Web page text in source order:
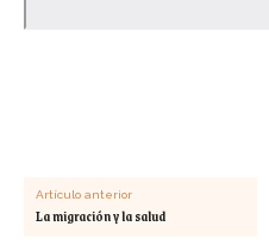
Artículo anterior
La migración y la salud